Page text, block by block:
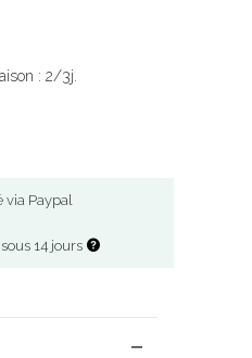
: 2/3j.
Paypal
14 jours